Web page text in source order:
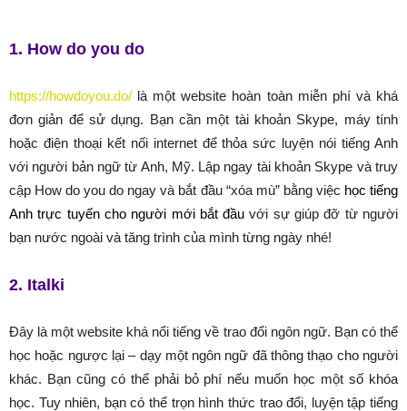
1. How do you do
https://howdoyou.do/ là một website hoàn toàn miễn phí và khá
đơn giản để sử dụng. Bạn cần một tài khoản Skype, máy tính
hoặc điện thoại kết nối internet để thỏa sức luyện nói tiếng Anh
với người bản ngữ từ Anh, Mỹ. Lập ngay tài khoản Skype và truy
cập How do you do ngay và bắt đầu “xóa mù” bằng việc học tiếng
Anh trực tuyến cho người mới bắt đầu với sự giúp đỡ từ người
bạn nước ngoài và tăng trình của mình từng ngày nhé!
2. Italki
Đây là một website khá nổi tiếng về trao đổi ngôn ngữ. Bạn có thể
học hoặc ngược lại – dạy một ngôn ngữ đã thông thạo cho người
khác. Bạn cũng có thể phải bỏ phí nếu muốn học một số khóa
học. Tuy nhiên, bạn có thể trọn hình thức trao đổi, luyện tập tiếng